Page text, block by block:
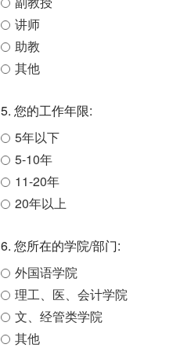
讲师
助教
其他
5. 您的工作年限:
5年以下
5-10年
11-20年
20年以上
6. 您所在的学院/部门:
外国语学院
理工、医、会计学院
文、经管类学院
其他